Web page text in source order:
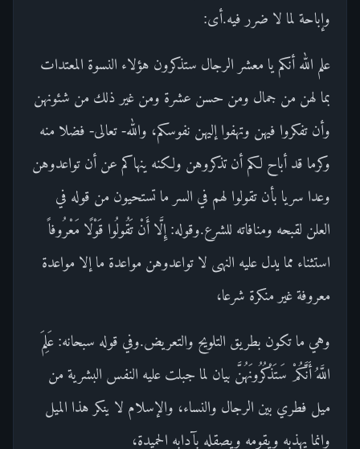
وإباحة لما لا ضرر فيه.أى:
علم الله أنكم يا معشر الرجال ستذكرون هؤلاء النسوة المعتدات
بما لهن من جمال ومن حسن عشرة ومن غير ذلك من شئونهن
وأن تفكروا فيهن وتهفوا إليهن نفوسكم، والله- تعالى- فضلا منه
وكرما قد أباح لكم أن تذكروهن ولكنه ينهاكم عن أن تواعدوهن
وعدا سريا بأن تقولوا لهم في السر ما تستحيون من قوله في
العلن لقبحه ومنافاته للشرع.وقوله: إِلَّا أَنْ تَقُولُوا قَوْلًا مَعْرُوفاً
استثناء مما يدل عليه النهى لا تواعدوهن مواعدة ما إلا مواعدة
معروفة غير منكرة شرعا،
وهي ما تكون بطريق التلويح والتعريض.وفي قوله سبحانه: عَلِمَ
اللَّهُ أَنَّكُمْ سَتَذْكُرُونَهُنَّ بيان لما جبلت عليه النفس البشرية من
ميل فطري بين الرجال والنساء، والإسلام لا ينكر هذا الميل
وإنما يهذبه ويقومه ويصقله بآدابه الحميدة،